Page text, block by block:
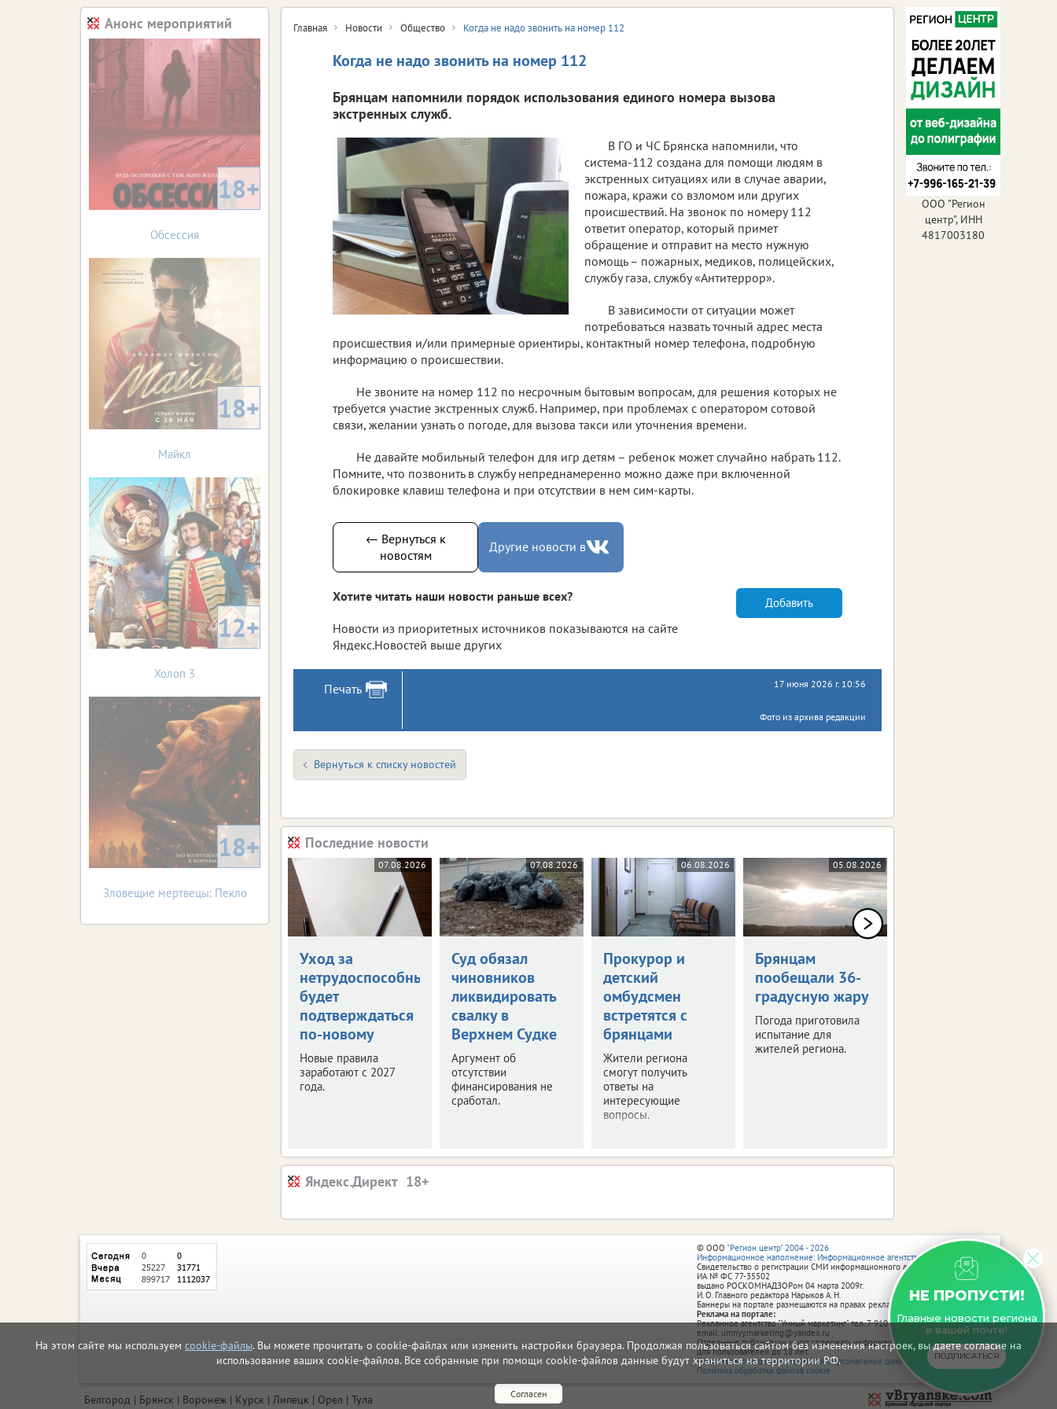
На этом сайте мы используем cookie-файлы. Вы можете прочитать о cookie-файлах или изменить настройки браузера. Продолжая пользоваться сайтом без изменения настроек, вы даете согласие на
использование ваших cookie-файлов. Все собранные при помощи cookie-файлов данные будут храниться на территории РФ.
Согласен
Главная Новости Общество Когда не надо звонить на номер 112
Когда не надо звонить на номер 112
Брянцам напомнили порядок использования единого номера вызова
экстренных служб.
В ГО и ЧС Брянска напомнили, что
система-112 создана для помощи людям в
экстренных ситуациях или в случае аварии,
пожара, кражи со взломом или других
происшествий. На звонок по номеру 112
ответит оператор, который примет
обращение и отправит на место нужную
помощь – пожарных, медиков, полицейских,
службу газа, службу «Антитеррор».
В зависимости от ситуации может
потребоваться назвать точный адрес места
происшествия и/или примерные ориентиры, контактный номер телефона, подробную
информацию о происшествии.
Не звоните на номер 112 по несрочным бытовым вопросам, для решения которых не
требуется участие экстренных служб. Например, при проблемах с оператором сотовой
связи, желании узнать о погоде, для вызова такси или уточнения времени.
Не давайте мобильный телефон для игр детям – ребенок может случайно набрать 112.
Помните, что позвонить в службу непреднамеренно можно даже при включенной
блокировке клавиш телефона и при отсутствии в нем сим-карты.
← Вернуться к
новостям
Другие новости в
Хотите читать наши новости раньше всех?
Новости из приоритетных источников показываются на сайте
Яндекс.Новостей выше других
Добавить
Печать 17 июня 2026 г. 10:56
Фото из архива редакции
Вернуться к списку новостей
Последние новости
07.08.2026
Уход за
нетрудоспособными
будет
подтверждаться
по-новому
Новые правила
заработают с 2027
года.
07.08.2026
Суд обязал
чиновников
ликвидировать
свалку в
Верхнем Судке
Аргумент об
отсутствии
финансирования не
сработал.
06.08.2026
Прокурор и
детский
омбудсмен
встретятся с
брянцами
Жители региона
смогут получить
ответы на
интересующие
вопросы.
05.08.2026
Брянцам
пообещали 36-
градусную жару
Погода приготовила
испытание для
жителей региона.
Яндекс.Директ
Анонс мероприятий
18+
Обсессия
18+
Майкл
12+
Холоп 3
18+
Зловещие мертвецы: Пекло
ООО "Регион
центр", ИНН
4817003180
НЕ ПРОПУСТИ!
Главные новости региона
в вашей почте!
ПОДПИСАТЬСЯ
© ООО "Регион центр" 2004 - 2026
Информационное наполнение: Информационное агентство vRossii.ru
Свидетельство о регистрации СМИ информационного агентства vRossii.ru
ИА № ФС 77‑35502
выдано РОСКОМНАДЗОРом 04 марта 2009г.
И. О. Главного редактора Нарыков А. Н.
Баннеры на портале размещаются на правах рекламы.
Реклама на портале:
Рекламное агентство "Умный маркетинг" тел. 7-910-267-70-40,
email: umnyy.marketing@yandex.ru
Отдельные публикации могут содержать информацию, не предназначенную
для пользователей до 18 лет.
Политика в отношении обработки персональных данных
Политика обработки файлов cookie
Белгород Брянск Воронеж Курск Липецк Орел Тула